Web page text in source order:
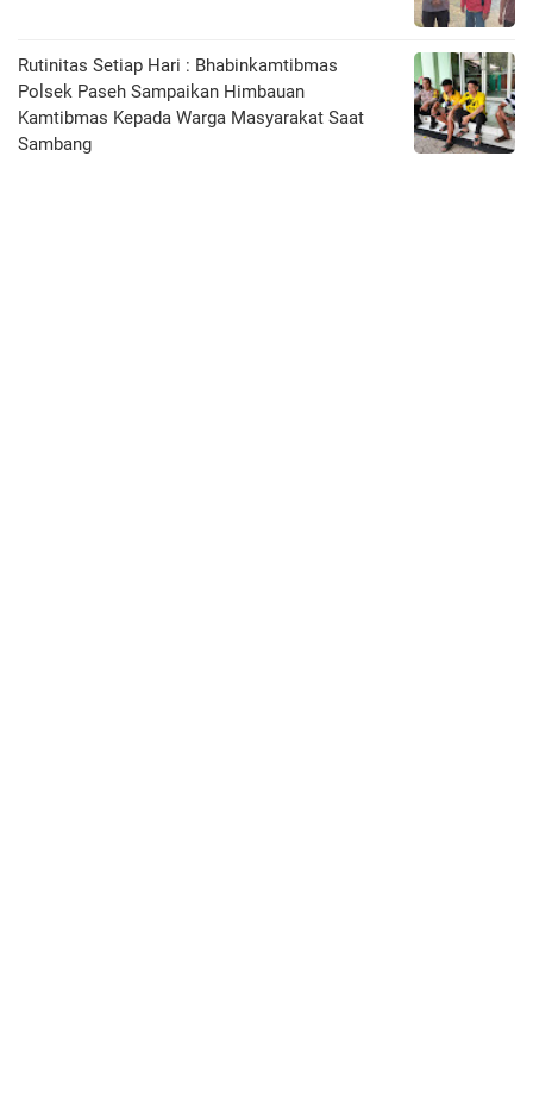
Rutinitas Setiap Hari : Bhabinkamtibmas
Polsek Paseh Sampaikan Himbauan
Kamtibmas Kepada Warga Masyarakat Saat
Sambang